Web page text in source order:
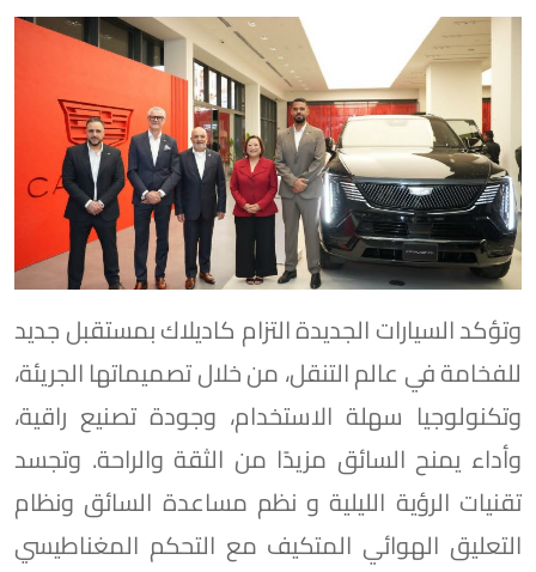
وتؤكد السيارات الجديدة التزام كاديلاك بمستقبل جديد
للفخامة في عالم التنقل، من خلال تصميماتها الجريئة،
وتكنولوجيا سهلة الاستخدام، وجودة تصنيع راقية،
وأداء يمنح السائق مزيدًا من الثقة والراحة. وتجسد
تقنيات الرؤية الليلية و نظم مساعدة السائق ونظام
التعليق الهوائي المتكيف مع التحكم المغناطيسي